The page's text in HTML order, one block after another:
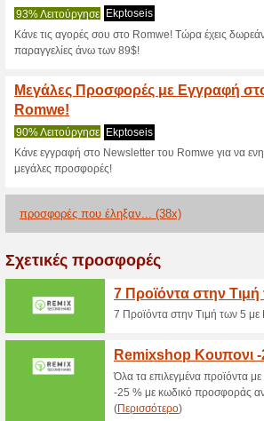
Τρέχουσες
2026)
ΚΩΔΙΚΟΣ
Romwe!
100% Λειτούργησε
Κάντε χρήση του